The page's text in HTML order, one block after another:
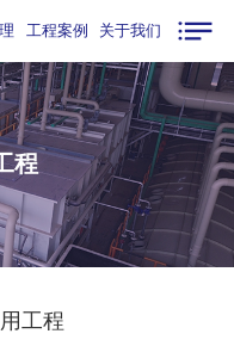
工程案例 关于我们
程
工程